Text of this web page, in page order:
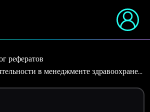
рефератов
в менеджменте здравоохране…